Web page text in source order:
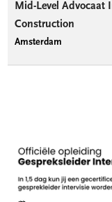
Mid-Level Advocaat
Construction
Amsterdam